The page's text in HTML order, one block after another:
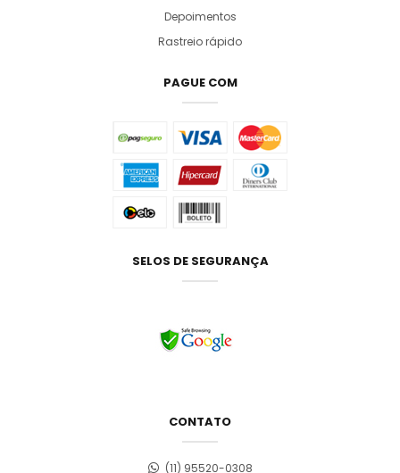
Depoimentos
Rastreio rápido
PAGUE COM
SELOS DE SEGURANÇA
CONTATO
(11) 95520-0308